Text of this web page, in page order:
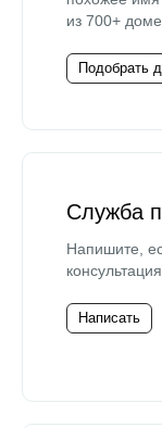
из 700+
Подобрать
Служба
Напишите,
Написать